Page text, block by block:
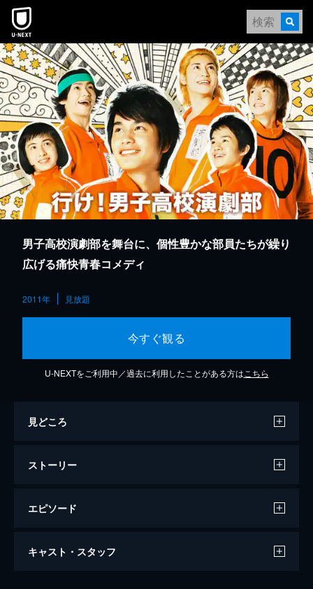
本文へスキップ
男子高校演劇部を舞台に、個性豊かな部員たちが繰り
広げる痛快青春コメディ
2011年 見放題
今すぐ観る
U-NEXTをご利用中／過去に利用したことがある方は こちら
見どころ
ストーリー
エピソード
行け！男子高校演劇部
キャスト・スタッフ